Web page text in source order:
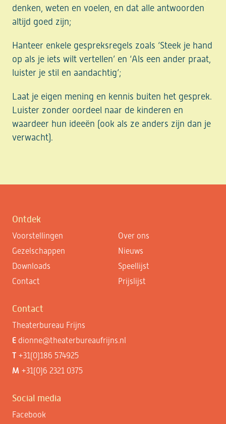
denken, weten en voelen, en dat alle antwoorden
altijd goed zijn;
Hanteer enkele gespreksregels zoals ‘Steek je hand
op als je iets wilt vertellen’ en ‘Als een ander praat,
luister je stil en aandachtig’;
Laat je eigen mening en kennis buiten het gesprek.
Luister zonder oordeel naar de kinderen en
waardeer hun ideeën (ook als ze anders zijn dan je
verwacht).
Ontdek
Voorstellingen
Over ons
Gezelschappen
Nieuws
Downloads
Speellijst
Contact
Prijslijst
Contact
Theaterbureau Frijns
E dionne@theaterbureaufrijns.nl
T +31(0)186 574925
M +31(0)6 2321 0375
Social media
Facebook